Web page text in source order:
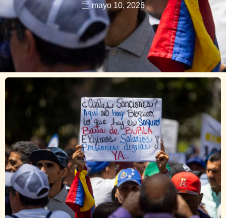
mayo 10, 2026